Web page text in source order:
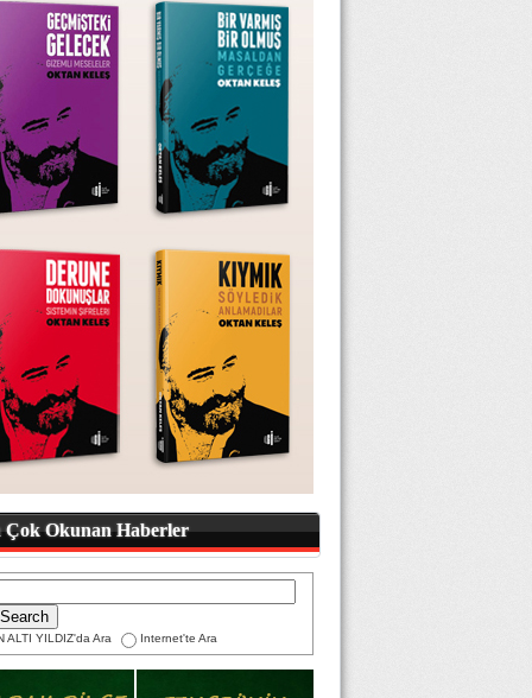
Çok Okunan Haberler
ALTI YILDIZ'da Ara Internet'te Ara